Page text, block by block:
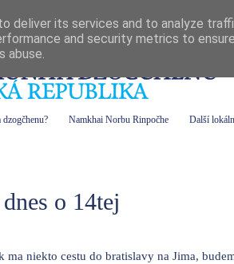
Namkhai Norbu Rinpočhe Další
o 14tej
ma niekto cestu do bratislavy na Jima,
deliver its services and to analyze
and security metrics to
abuse.